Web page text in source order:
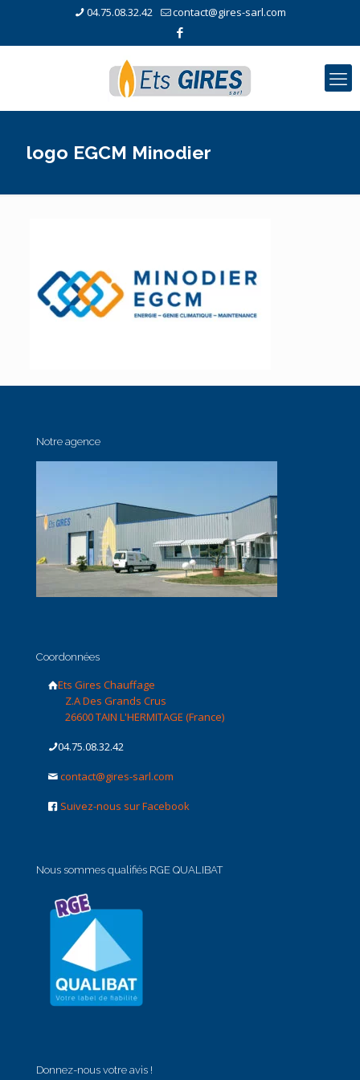
04.75.08.32.42 contact@gires-sarl.com
logo EGCM Minodier
Notre agence
Coordonnées
Ets Gires Chauffage
Z.A Des Grands Crus
26600 TAIN L'HERMITAGE (France)
04.75.08.32.42
contact@gires-sarl.com
Suivez-nous sur Facebook
Nous sommes qualifiés RGE QUALIBAT
Donnez-nous votre avis !